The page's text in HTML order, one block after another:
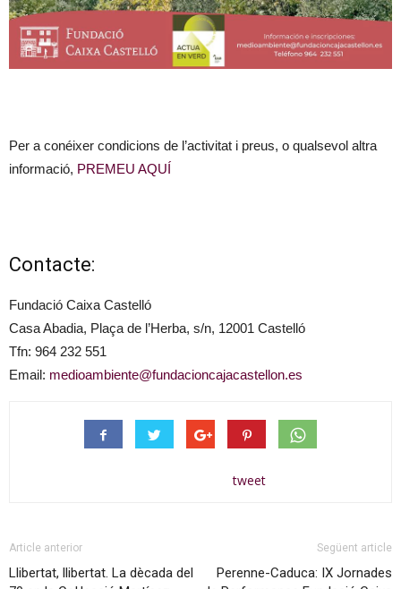
Per a conéixer condicions de l’activitat i preus, o qualsevol altra
informació, PREMEU AQUÍ
Contacte:
Fundació Caixa Castelló
Casa Abadia, Plaça de l’Herba, s/n, 12001 Castelló
Tfn: 964 232 551
Email: medioambiente@fundacioncajacastellon.es
tweet
Article anterior
Llibertat, llibertat. La dècada del
Següent article
Perenne-Caduca: IX Jornades